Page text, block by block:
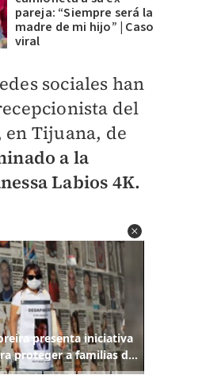
pareja: “Siempre será la
madre de mi hijo” | Caso
viral
sociales han
del
Tijuana, de
a la
Labios 4K.